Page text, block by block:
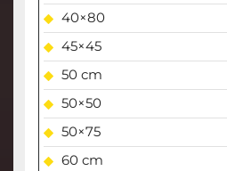
40×80
45×45
50 cm
50×50
50×75
60 cm